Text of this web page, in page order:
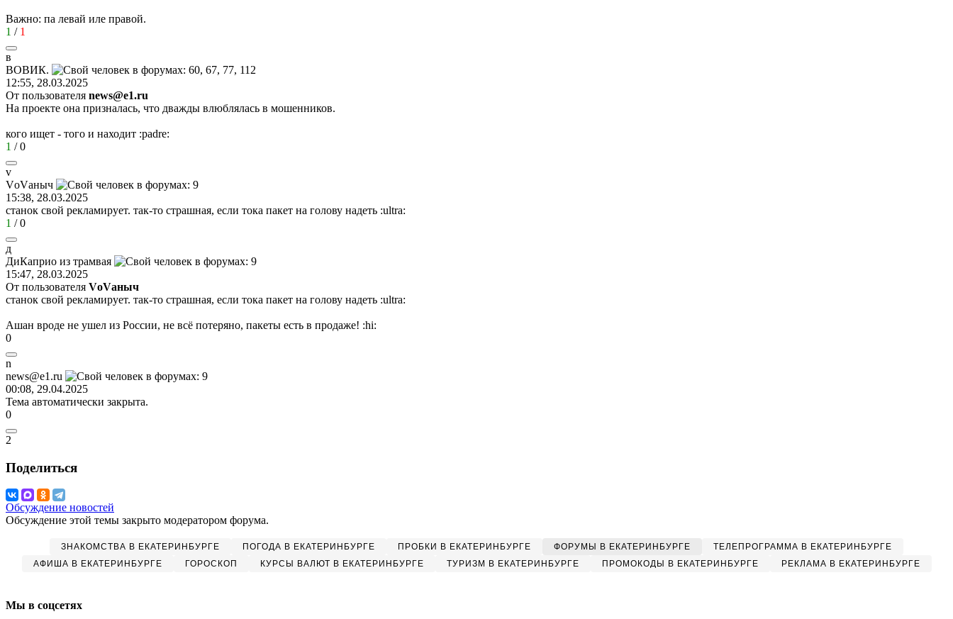
Важно: па левай иле правой.
1 / 1
в
ВОВИК.
12:55, 28.03.2025
От пользователя news@e1.ru
На проекте она призналась, что дважды влюблялась в мошенников.
кого ищет - того и находит :padre:
1 /0
v
VоVаныч
15:38, 28.03.2025
станок свой рекламирует. так-то страшная, если тока пакет на голову надеть :ultra:
1 /0
д
ДиКаприо из трамвая
15:47, 28.03.2025
От пользователя VоVаныч
станок свой рекламирует. так-то страшная, если тока пакет на голову надеть :ultra:
Ашан вроде не ушел из России, не всё потеряно, пакеты есть в продаже! :hi:
0
n
news@e1.ru
00:08, 29.04.2025
Тема автоматически закрыта.
0
2
Поделиться
Обсуждение новостей
Обсуждение этой темы закрыто модератором форума.
ЗНАКОМСТВА В ЕКАТЕРИНБУРГЕ ПОГОДА В ЕКАТЕРИНБУРГЕ ПРОБКИ В ЕКАТЕРИНБУРГЕ ФОРУМЫ В ЕКАТЕРИНБУРГЕ
ТЕЛЕПРОГРАММА В ЕКАТЕРИНБУРГЕ
АФИША В ЕКАТЕРИНБУРГЕ
ГОРОСКОП КУРСЫ ВАЛЮТ В ЕКАТЕРИНБУРГЕ ТУРИЗМ В ЕКАТЕРИНБУРГЕ ПРОМОКОДЫ В ЕКАТЕРИНБУРГЕ РЕКЛАМА В ЕКАТЕРИНБУРГЕ
Мы в соцсетях